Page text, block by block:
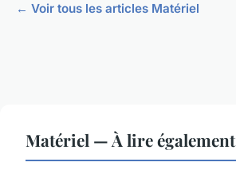
← Voir tous les articles Matériel
Matériel — À lire également